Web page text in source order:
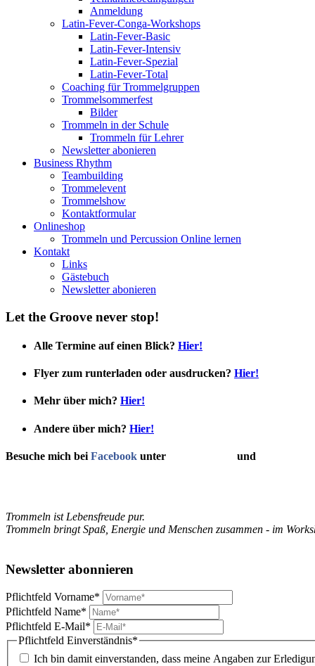
Anmeldung
Latin-Fever-Conga-Workshops
Latin-Fever-Basic
Latin-Fever-Intensiv
Latin-Fever-Spezial
Latin-Fever-Total
Coaching für Trommelgruppen
Trommelsommerfest
Bilder
Trommeln in der Schule
Trommeln für Lehrer
Newsletter abonieren
Business Rhythm
Teambuilding
Trommelevent
Trommelshow
Kontaktformular
Onlineshop
Trommeln und Percussion Online lernen
Kontakt
Links
Gästebuch
Newsletter abonieren
Let the Groove never stop!
Alle Termine auf einen Blick? Hier!
Flyer zum runterladen oder ausdrucken? Hier!
Mehr über mich? Hier!
Andere über mich? Hier!
Besuche mich bei Facebook unter und
Trommeln ist Lebensfreude pur.
Trommeln bringt Spaß, Energie und Menschen zusammen - im
Newsletter abonnieren
Pflichtfeld Vorname*
Pflichtfeld Name*
Pflichtfeld E-Mail*
Pflichtfeld Einverständnis*
Ich bin damit einverstanden, dass meine Angaben zur